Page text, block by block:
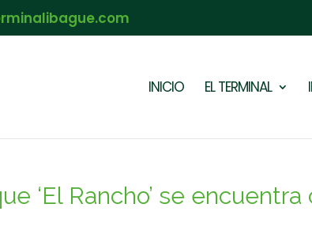
INICIO EL TERMINAL
‘El Rancho’ se encuentra